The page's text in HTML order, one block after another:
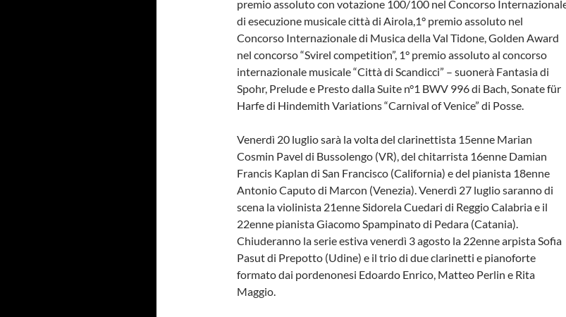
premio assoluto con votazione 100/100 nel Concorso
di esecuzione musicale città di Airola,1° premio assoluto nel
Concorso Internazionale di Musica della Val Tidone, Golden Award
nel concorso “Svirel competition”, 1° premio assoluto al concorso
internazionale musicale “Città di Scandicci” – suonerà Fantasia di
Spohr, Prelude e Presto dalla Suite n°1 BWV 996 di Bach, Sonate für
Harfe di Hindemith Variations “Carnival of Venice” di Posse.
Venerdì 20 luglio sarà la volta del clarinettista 15enne Marian
Cosmin Pavel di Bussolengo (VR), del chitarrista 16enne Damian
Francis Kaplan di San Francisco (California) e del pianista 18enne
Antonio Caputo di Marcon (Venezia). Venerdì 27 luglio saranno di
scena la violinista 21enne Sidorela Cuedari di Reggio Calabria e il
22enne pianista Giacomo Spampinato di Pedara (Catania).
Chiuderanno la serie estiva venerdì 3 agosto la 22enne arpista Sofia
Pasut di Prepotto (Udine) e il trio di due clarinetti e pianoforte
formato dai pordenonesi Edoardo Enrico, Matteo Perlin e Rita
Maggio.